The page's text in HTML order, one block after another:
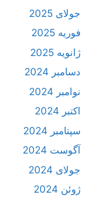
جولای 2025
فوریه 2025
ژانویه 2025
دسامبر 2024
نوامبر 2024
اکتبر 2024
سپتامبر 2024
آگوست 2024
جولای 2024
ژوئن 2024